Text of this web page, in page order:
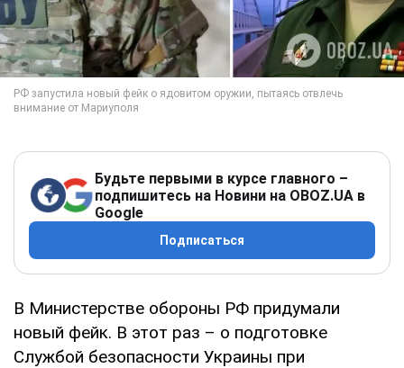
Будьте первыми в курсе главного –
подпишитесь на Новини на OBOZ.UA в
Google
Подписаться
В Министерстве обороны РФ придумали
новый фейк. В этот раз – о подготовке
Службой безопасности Украины при